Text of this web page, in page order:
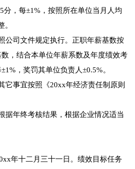
分，每±1%，按照所在单位当月人均
。
公司文件规定执行。正职年薪基数按
，结合本单位年薪系数及年度绩效考
，奖罚其单位负责人±0.5%。
它事宜按照《20xx年经济责任制原则
据年终考核结果，根据企业情况适当
年十二月三十一日。绩效目标任务